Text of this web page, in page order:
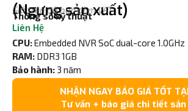
(Ngưng sản xuất)
Liên Hệ
Giá trên đã bao gồm VAT
Thông số kỹ thuật
CPU:Embedded NVR SoC dual-core 1.0GHz
RAM: DDR3 1GB
Bảo hành: 3 năm
NHẬN NGAY BÁO GIÁ TỐT
Tư vấn + báo giá chi tiết sản